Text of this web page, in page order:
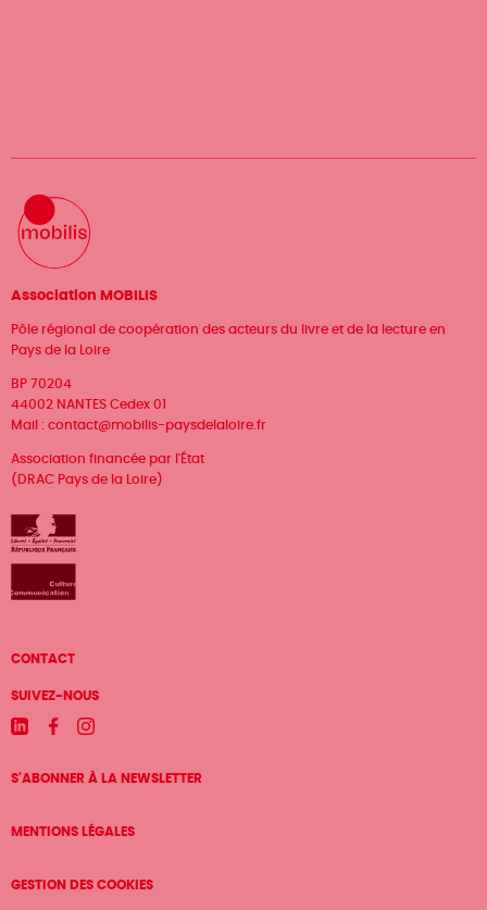
Association MOBILIS
Pôle régional de coopération des acteurs du livre et de la lecture en
Pays de la Loire
BP 70204
44002 NANTES Cedex 01
Mail : contact@mobilis-paysdelaloire.fr
Association financée par l'État
(DRAC Pays de la Loire)
Menu
Pied
de
page
CONTACT
SUIVEZ-NOUS
LinkedinFacebookInstagram
S'ABONNER À LA NEWSLETTER
MENTIONS LÉGALES
GESTION DES COOKIES